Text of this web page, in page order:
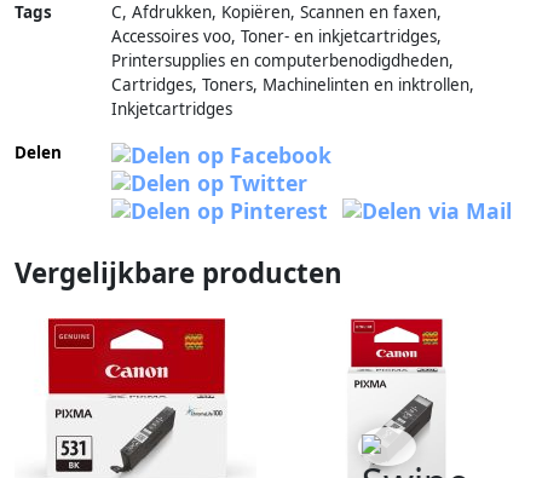
Tags
C, Afdrukken, Kopiëren, Scannen en faxen,
Accessoires voo, Toner- en inkjetcartridges,
Printersupplies en computerbenodigdheden,
Cartridges, Toners, Machinelinten en inktrollen,
Inkjetcartridges
Delen
Vergelijkbare producten